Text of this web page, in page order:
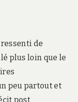
de
plus loin que le
peu partout et
post